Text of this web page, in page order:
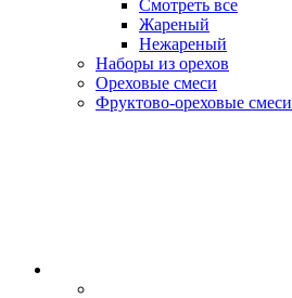
Смотреть все
Жареный
Нежареный
Наборы из орехов
Ореховые смеси
Фруктово-ореховые смеси